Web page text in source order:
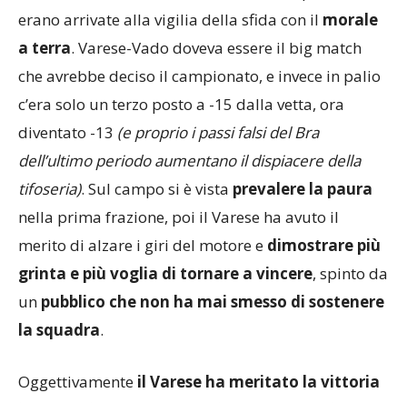
Ieri all’Ossola si sono affrontante due squadre che
erano arrivate alla vigilia della sfida con ilmorale
a terra. Varese-Vado doveva essere il big match
che avrebbe deciso il campionato, e invece in palio
c’era solo un terzo posto a -15 dalla vetta, ora
diventato -13(e proprio i passi falsi del Bra
dell’ultimo periodo aumentano il dispiacere della
tifoseria). Sul campo si è vistaprevalere la paura
nella prima frazione, poi il Varese ha avuto il
merito di alzare i giri del motore edimostrare più
grinta e più voglia di tornare a vincere, spinto da
unpubblico che non ha mai smesso di sostenere